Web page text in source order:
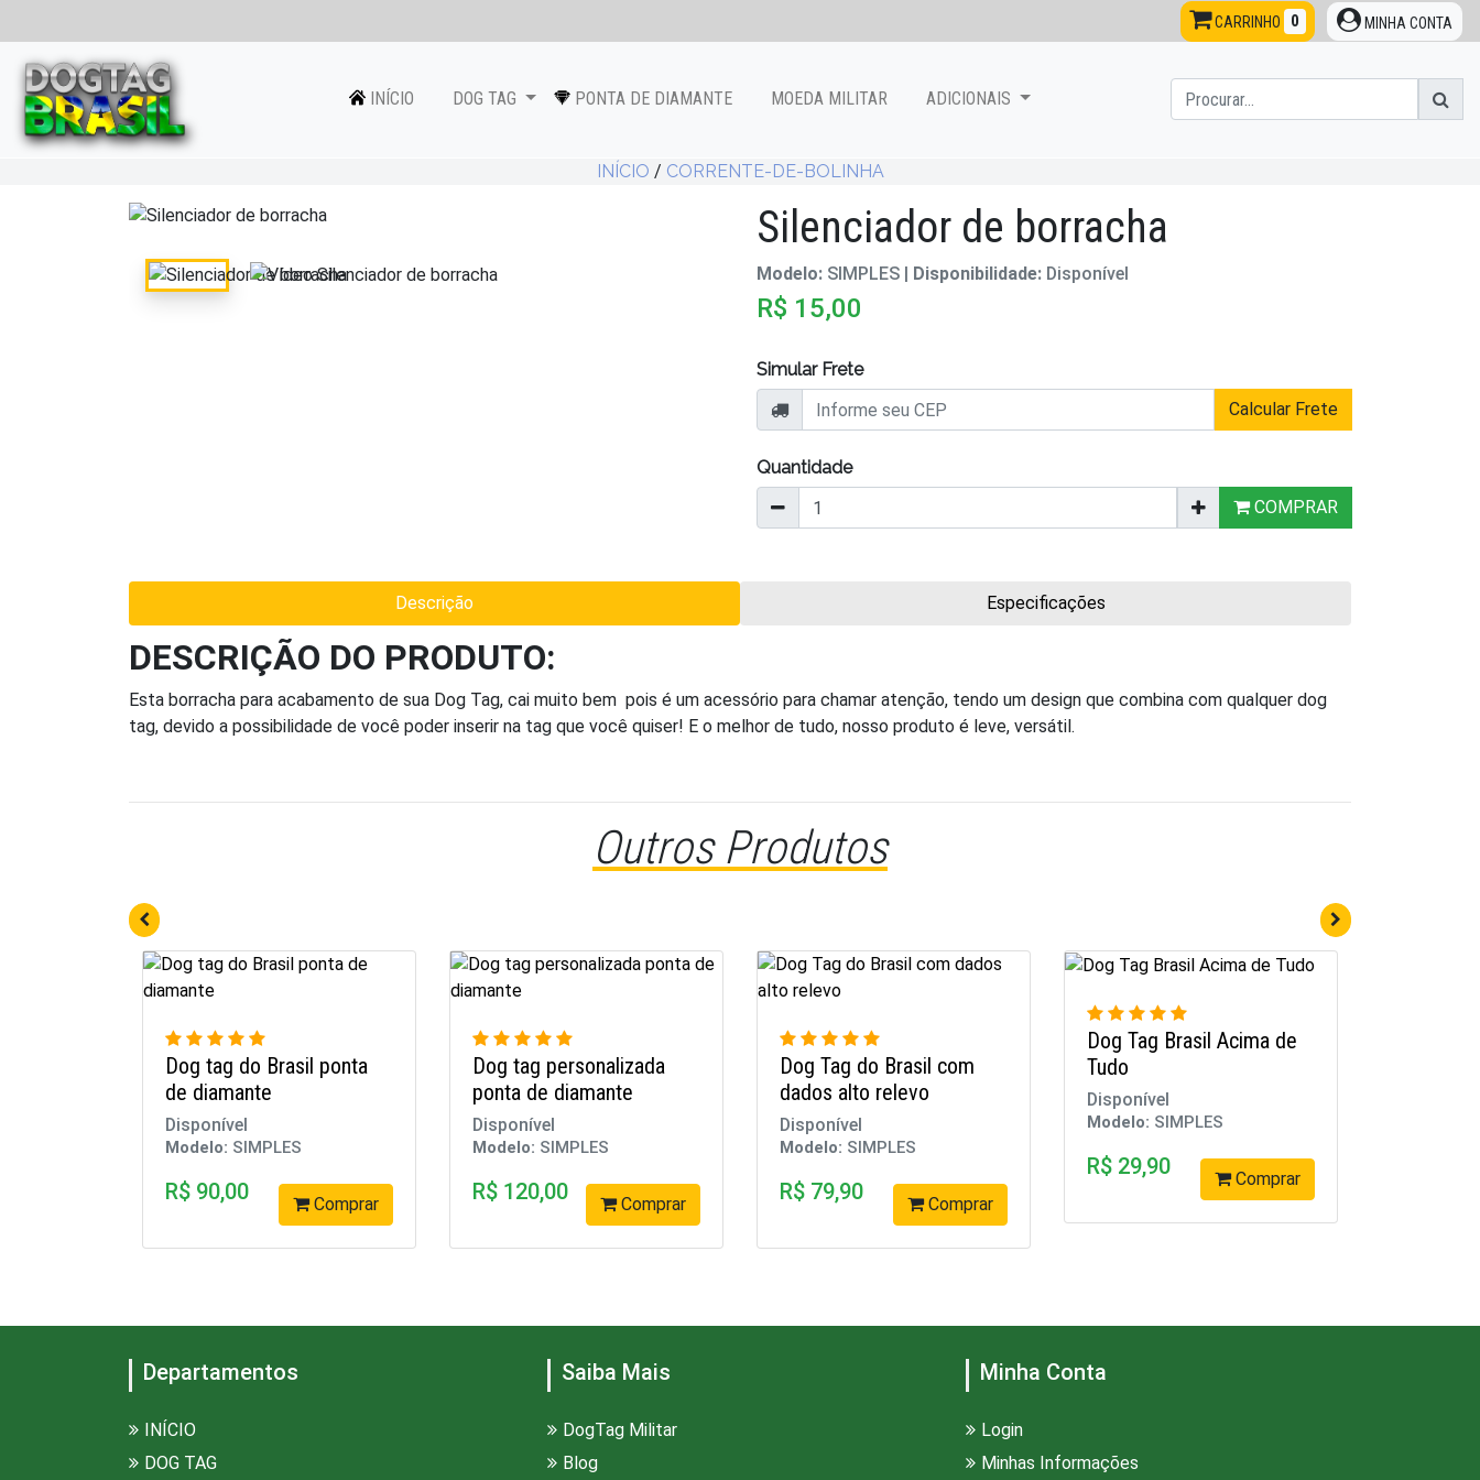
CARRINHO 0 MINHA CONTA
INÍCIO DOG TAG PONTA DE DIAMANTE MOEDA MILITAR ADICIONAIS
INÍCIO / CORRENTE-DE-BOLINHA
Silenciador de borracha
Modelo: SIMPLES | Disponibilidade: Disponível
R$ 15,00
Simular Frete
Calcular Frete
Quantidade
COMPRAR
Descrição Especificações
DESCRIÇÃO DO PRODUTO:
Esta borracha para acabamento de sua Dog Tag, cai muito bem pois é um acessório para chamar atenção, tendo um design que combina com qualquer dog
tag, devido a possibilidade de você poder inserir na tag que você quiser! E o melhor de tudo, nosso produto é leve, versátil.
Outros Produtos
Dog tag do Brasil ponta
de diamante
Disponível
Modelo: SIMPLES
R$ 90,00 Comprar
Dog tag personalizada
ponta de diamante
Disponível
Modelo: SIMPLES
R$ 120,00 Comprar
Dog Tag do Brasil com
dados alto relevo
Disponível
Modelo: SIMPLES
R$ 79,90 Comprar
Dog Tag Brasil Acima de
Tudo
Disponível
Modelo: SIMPLES
R$ 29,90 Comprar
Departamentos
INÍCIO
DOG TAG
Saiba Mais
DogTag Militar
Blog
Minha Conta
Login
Minhas Informações